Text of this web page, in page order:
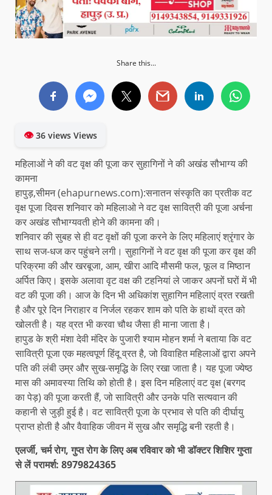
Share this...
👁36 views Views
महिलाओं ने की वट वृक्ष की पूजा कर सुहागिनों ने की अखंड सौभाग्य की
कामना
हापुड़,सीमन (ehapurnews.com):सनातन संस्कृति का प्रतीक वट
वृक्ष पूजा दिवस शनिवार को महिलाओ ने वट वृक्ष सावित्री की पूजा अर्चना
कर अखंड सौभाग्यवती होने की कामना की।
शनिवार की सुबह से ही वट वृक्षों की पूजा करने के लिए महिलाएं श्रृंगार के
साथ सज-धज कर पहुंचने लगी। सुहागिनों ने वट वृक्ष की पूजा कर वृक्ष की
परिक्रमा की और खरबूजा, आम, खीरा आदि मौसमी फल, फूल व मिष्ठान
अर्पित किए। इसके अलावा वृट वक्ष की टहनियां ले जाकर अपनों घरों में भी
वट की पूजा की। आज के दिन भी अधिकांश सुहागिन महिलाएं व्रत रखती
है और पूरे दिन निराहार व निर्जल रहकर शाम को पति के हाथों व्रत को
खोलती है। यह व्रत भी करवा चौथ जैसा ही माना जाता है।
हापुड के श्री मंशा देवी मंदिर के पुजारी श्याम मोहन शर्मा ने बताया कि वट
सावित्री पूजा एक महत्वपूर्ण हिंदू व्रत है, जो विवाहित महिलाओं द्वारा अपने
पति की लंबी उम्र और सुख-समृद्धि के लिए रखा जाता है। यह पूजा ज्येष्ठ
मास की अमावस्या तिथि को होती है। इस दिन महिलाएं वट वृक्ष (बरगद
का पेड़) की पूजा करती हैं, जो सावित्री और उनके पति सत्यवान की
कहानी से जुड़ी हुई है। वट सावित्री पूजा के प्रभाव से पति की दीर्घायु
प्राप्त होती है और वैवाहिक जीवन में सुख और समृद्धि बनी रहती है।
एलर्जी, चर्म रोग, गुप्त रोग के लिए अब रविवार को भी डॉक्टर शिशिर गुप्ता
से लें परामर्श: 8979824365